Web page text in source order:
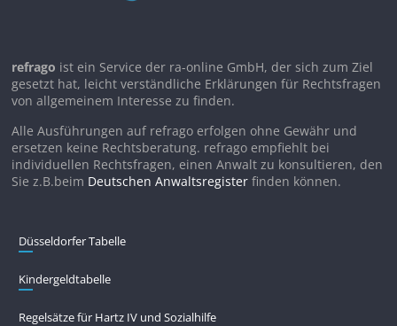
refrago ist ein Service der ra-online GmbH, der sich zum Ziel
gesetzt hat, leicht verständliche Erklärungen für Rechtsfragen
von allgemeinem Interesse zu finden.
Alle Ausführungen auf refrago erfolgen ohne Gewähr und
ersetzen keine Rechtsberatung. refrago empfiehlt bei
individuellen Rechtsfragen, einen Anwalt zu konsultieren, den
Sie z.B.beim Deutschen Anwaltsregister finden können.
Düsseldorfer Tabelle
Kindergeldtabelle
Regelsätze für Hartz IV und Sozialhilfe